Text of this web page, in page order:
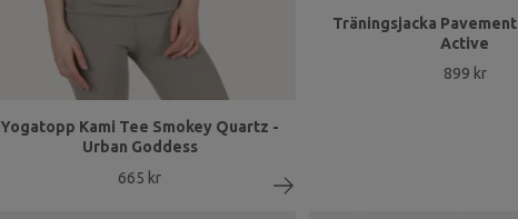
Yogatopp Kami Tee Smokey Quartz -
Urban Goddess
665 kr
Träningsjacka
Active
899 kr